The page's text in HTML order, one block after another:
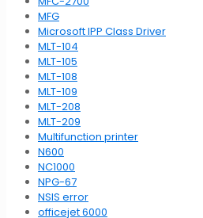
MFG
Microsoft IPP Class Driver
MLT-104
MLT-105
MLT-108
MLT-109
MLT-208
MLT-209
Multifunction printer
N600
NC1000
NPG-67
NSIS error
officejet 6000